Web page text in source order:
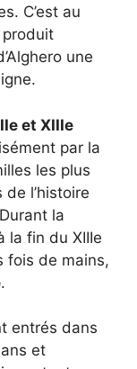
C’est au
produit
une
et XIIIe
par la
les plus
l’histoire
la
la fin du XIIIe
fois de mains,
.
entrés dans
et